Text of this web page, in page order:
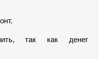
так как денег